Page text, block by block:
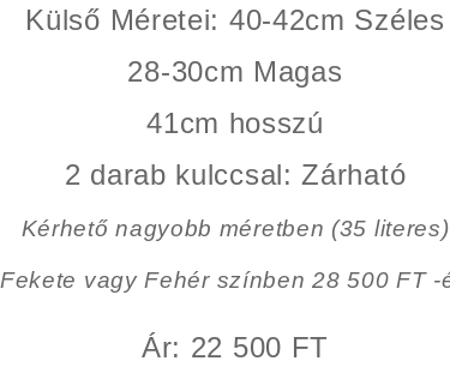
Külső Méretei: 40-42cm Széles
28-30cm Magas
41cm hosszú
2 darab kulccsal: Zárható
Kérhető nagyobb méretben (35 literes)
Fekete vagy Fehér színben 28 500 FT -
Ár: 22 500 FT